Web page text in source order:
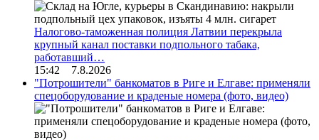
Налогово-таможенная полиция Латвии перекрыла
крупный канал поставки подпольного табака,
работавший…
15:42 7.8.2026
"Потрошители" банкоматов в Риге и Елгаве: применяли
спецоборудование и краденые номера (фото, видео)